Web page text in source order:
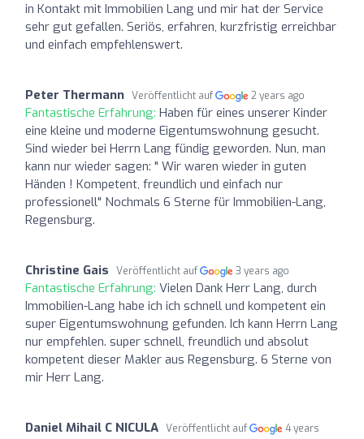
in Kontakt mit Immobilien Lang und mir hat der Service
sehr gut gefallen. Seriös, erfahren, kurzfristig erreichbar
und einfach empfehlenswert.
Peter Thermann Veröffentlicht auf 2 years ago
Fantastische Erfahrung: Haben für eines unserer Kinder
eine kleine und moderne Eigentumswohnung gesucht.
Sind wieder bei Herrn Lang fündig geworden. Nun, man
kann nur wieder sagen: " Wir waren wieder in guten
Händen ! Kompetent, freundlich und einfach nur
professionell" Nochmals 6 Sterne für Immobilien-Lang,
Regensburg.
Christine Gais Veröffentlicht auf 3 years ago
Fantastische Erfahrung: Vielen Dank Herr Lang, durch
Immobilien-Lang habe ich ich schnell und kompetent ein
super Eigentumswohnung gefunden. Ich kann Herrn Lang
nur empfehlen. super schnell, freundlich und absolut
kompetent dieser Makler aus Regensburg. 6 Sterne von
mir Herr Lang.
Daniel Mihail C NICULA Veröffentlicht auf
4 years